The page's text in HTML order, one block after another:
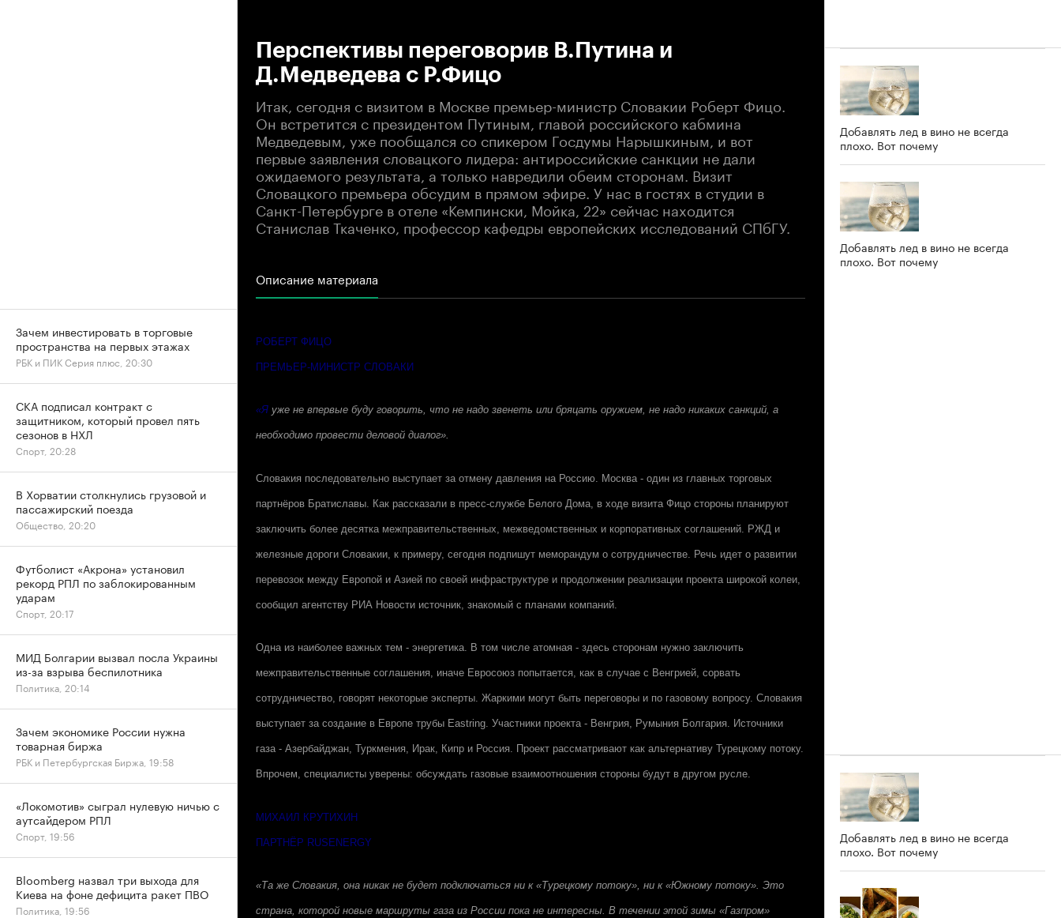
Перспективы переговорив В.Путина и
Д.Медведева с Р.Фицо
Итак, сегодня с визитом в Москве премьер-министр Словакии Роберт Фицо.
Он встретится с президентом Путиным, главой российского кабмина
Медведевым, уже пообщался со спикером Госдумы Нарышкиным, и вот
первые заявления словацкого лидера: антироссийские санкции не дали
ожидаемого результата, а только навредили обеим сторонам. Визит
Словацкого премьера обсудим в прямом эфире. У нас в гостях в студии в
Санкт-Петербурге в отеле «Кемпински, Мойка, 22» сейчас находится
Станислав Ткаченко, профессор кафедры европейских исследований СПбГУ.
Описание материала
РОБЕРТ ФИЦО
ПРЕМЬЕР-МИНИСТР СЛОВАКИ
«Я уже не впервые буду говорить, что не надо звенеть или бряцать оружием, не надо никаких санкций, а
необходимо провести деловой диалог».
Словакия последовательно выступает за отмену давления на Россию. Москва - один из главных торговых
партнёров Братиславы. Как рассказали в пресс-службе Белого Дома, в ходе визита Фицо стороны планируют
заключить более десятка межправительственных, межведомственных и корпоративных соглашений. РЖД и
железные дороги Словакии, к примеру, сегодня подпишут меморандум о сотрудничестве. Речь идет о развитии
перевозок между Европой и Азией по своей инфраструктуре и продолжении реализации проекта широкой колеи,
сообщил агентству РИА Новости источник, знакомый с планами компаний.
Одна из наиболее важных тем - энергетика. В том числе атомная - здесь сторонам нужно заключить
межправительственные соглашения, иначе Евросоюз попытается, как в случае с Венгрией, сорвать
сотрудничество, говорят некоторые эксперты. Жаркими могут быть переговоры и по газовому вопросу. Словакия
выступает за создание в Европе трубы Eastring. Участники проекта - Венгрия, Румыния Болгария. Источники
газа - Азербайджан, Туркмения, Ирак, Кипр и Россия. Проект рассматривают как альтернативу Турецкому потоку.
Впрочем, специалисты уверены: обсуждать газовые взаимоотношения стороны будут в другом русле.
МИХАИЛ КРУТИХИН
ПАРТНЁР RUSENERGY
«Та же Словакия, она никак не будет подключаться ни к «Турецкому потоку», ни к «Южному потоку». Это
страна, которой новые маршруты газа из России пока не интересны. В течении этой зимы «Газпром»
Добавлять лед в вино не всегда
плохо. Вот почему
Добавлять лед в вино не всегда
плохо. Вот почему
Добавлять лед в вино не всегда
плохо. Вот почему
Зачем инвестировать в торговые
пространства на первых этажах
РБК и ПИК Серия плюс, 20:30
СКА подписал контракт с
защитником, который провел пять
сезонов в НХЛ
Спорт, 20:28
В Хорватии столкнулись грузовой и
пассажирский поезда
Общество, 20:20
Футболист «Акрона» установил
рекорд РПЛ по заблокированным
ударам
Спорт, 20:17
МИД Болгарии вызвал посла Украины
из-за взрыва беспилотника
Политика, 20:14
Зачем экономике России нужна
товарная биржа
РБК и Петербургская Биржа, 19:58
«Локомотив» сыграл нулевую ничью с
аутсайдером РПЛ
Спорт, 19:56
Bloomberg назвал три выхода для
Киева на фоне дефицита ракет ПВО
Политика, 19:56